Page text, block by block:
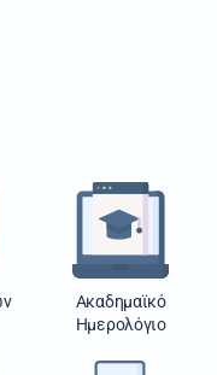
Ακαδημαϊκό
Ημερολόγιο